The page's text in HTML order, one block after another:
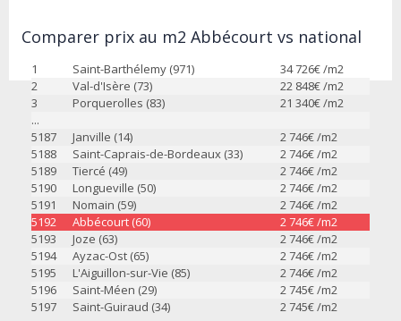
Comparer prix au m2 Abbécourt vs national
1 Saint-Barthélemy (971) 34 726€ /m2
2
Val-d'Isère (73) 22 848€ /m2
3
Porquerolles (83) 21 340€ /m2
...
5187
Janville (14) 2 746€ /m2
5188
Saint-Caprais-de-Bordeaux (33) 2 746€ /m2
5189
Tiercé (49) 2 746€ /m2
5190
Longueville (50) 2 746€ /m2
5191
Nomain (59) 2 746€ /m2
5192
Abbécourt (60) 2 746€ /m2
5193
Joze (63) 2 746€ /m2
5194
Ayzac-Ost (65) 2 746€ /m2
5195
L'Aiguillon-sur-Vie (85) 2 746€ /m2
5196
Saint-Méen (29) 2 745€ /m2
5197
Saint-Guiraud (34) 2 745€ /m2